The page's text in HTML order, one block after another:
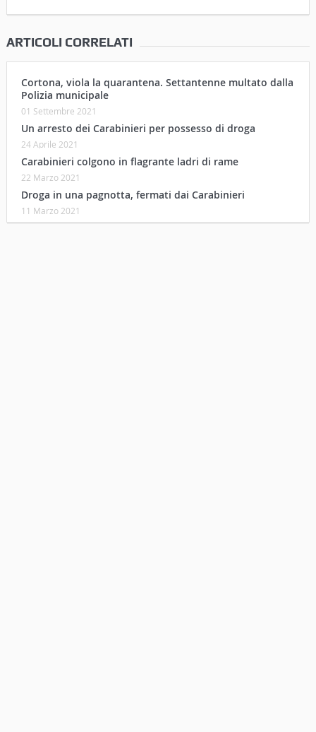
ARTICOLI CORRELATI
Cortona, viola la quarantena. Settantenne multato dalla
Polizia municipale
01 Settembre 2021
Un arresto dei Carabinieri per possesso di droga
24 Aprile 2021
Carabinieri colgono in flagrante ladri di rame
22 Marzo 2021
Droga in una pagnotta, fermati dai Carabinieri
11 Marzo 2021